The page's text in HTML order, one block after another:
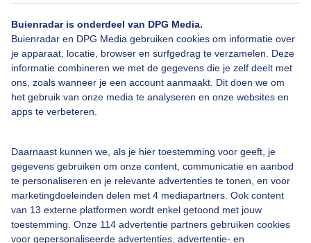
Buienradar is onderdeel van DPG Media.
Buienradar en DPG Media gebruiken cookies om informatie over
je apparaat, locatie, browser en surfgedrag te verzamelen. Deze
informatie combineren we met de gegevens die je zelf deelt met
ons, zoals wanneer je een account aanmaakt. Dit doen we om
het gebruik van onze media te analyseren en onze websites en
apps te verbeteren.
Daarnaast kunnen we, als je hier toestemming voor geeft, je
gegevens gebruiken om onze content, communicatie en aanbod
te personaliseren en je relevante advertenties te tonen, en voor
marketingdoeleinden delen met 4 mediapartners. Ook content
van 13 externe platformen wordt enkel getoond met jouw
toestemming. Onze 114 advertentie partners gebruiken cookies
voor gepersonaliseerde advertenties, advertentie- en
Bedrijfsgegevens
Veelgestelde vragen
Contact
Toegankelijkheid
Buienradar Team
Privacy beleid
Cookie beleid
Privacy instellingen